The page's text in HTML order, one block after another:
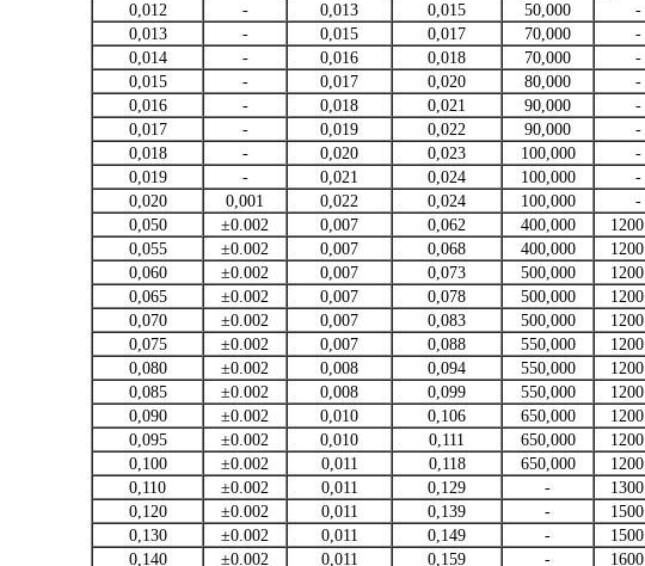
0,012
- 0,013 0,015 50,000 -
0,013
- 0,015 0,017 70,000 -
0,014
- 0,016 0,018 70,000 -
0,015
- 0,017 0,020 80,000 -
0,016
- 0,018 0,021 90,000 -
0,017
- 0,019 0,022 90,000 -
0,018
- 0,020 0,023 100,000 -
0,019
- 0,021 0,024 100,000 -
0,020
0,001 0,022 0,024 100,000 -
0,050
±0.002 0,007 0,062 400,000
0,055
±0.002 0,007 0,068 400,000
0,060
±0.002 0,007 0,073 500,000
0,065
±0.002 0,007 0,078 500,000
0,070
±0.002 0,007 0,083 500,000
0,075
±0.002 0,007 0,088 550,000
0,080
±0.002 0,008 0,094 550,000
0,085
±0.002 0,008 0,099 550,000
0,090
±0.002 0,010 0,106 650,000
0,095
±0.002 0,010 0,111 650,000
0,100
±0.002 0,011 0,118 650,000
0,110
±0.002 0,011 0,129 -
0,120
±0.002 0,011 0,139 -
0,130
±0.002 0,011 0,149 -
0,140
±0.002 0,011 0,159 -